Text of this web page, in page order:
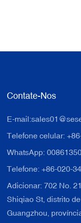
Contate-Nos
E-mail:
Telefone celular:
WhatsApp:
Telefone: +86-020-
Adicionar: 702 No.
Shiqiao St, distrito
Guangzhou,